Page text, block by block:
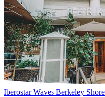
Iberostar Waves Berkeley Shore